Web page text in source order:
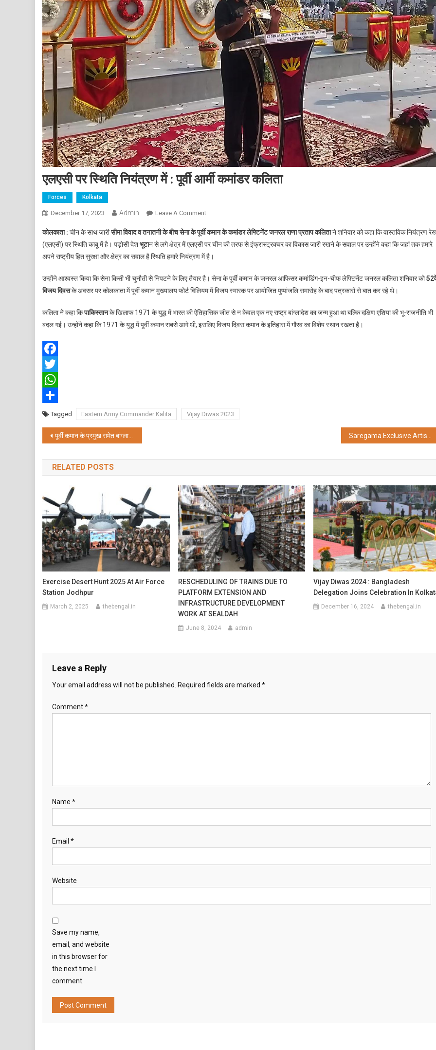
एलएसी पर स्थिति नियंत्रण में : पूर्वी आर्मी कमांडर कलिता
Forces Kolkata
December 17, 2023 Admin Leave A CommentOn
पर
स्थिति
नियंत्रण
पूर्वी
कमांडर
कलिता
कोलकाता : चीन के साथ जारीसीमा विवाद व तनातनी के बीच सेना के पूर्वी कमान के कमांडर लेफ्टिनेंट जनरल राणा प्रताप कलिताने शनिवार को कहा कि वास्तविक नियंत्रण
(एलएसी) पर स्थिति काबू में है। पड़ोसी देशभूटान से लगे क्षेत्र में एलएसी पर चीन की तरफ से इंफ्रास्ट्रक्चर का विकास जारी रखने के सवाल पर उन्होंने कहा कि जहां तक हमारे
अपने राष्ट्रीय हित सुरक्षा और क्षेत्र का सवाल है स्थिति हमारे नियंत्रण में है।
उन्होंने आश्वस्त किया कि सेना किसी भी चुनौती से निपटने के लिए तैयार है। सेना के पूर्वी कमान के जनरल आफिसर कमांडिंग-इन-चीफ लेफ्टिनेंट जनरल कलिता शनिवार को
विजय दिवसके अवसर पर कोलकाता में पूर्वी कमान मुख्यालय फोर्ट विलियम में विजय स्मारक पर आयोजित पुष्पांजलि समारोह के बाद पत्रकारों से बात कर रहे थे।
कलिता ने कहा किपाकिस्तानके खिलाफ 1971 के युद्ध में भारत की ऐतिहासिक जीत से न केवल एक नए राष्ट्र बांग्लादेश का जन्म हुआ था बल्कि दक्षिण एशिया की भू-राजनीति भी
बदल गई। उन्होंने कहा कि 1971 के युद्ध में पूर्वी कमान सबसे आगे थी, इसलिए विजय दिवस कमान के इतिहास में गौरव का विशेष स्थान रखता है।
Facebook
Twitter
WhatsApp
ShareTagged Eastern Army Commander Kalita Vijay Diwas 2023
Post
navigation
पूर्वी कमान के प्रमुख समेत बांग्लादेशी मुक्ति योद्धाओं ने विजय स्मारक पर अर्पित की श्रद्धांजलि
RELATED POSTS
Exercise Desert Hunt 2025 At Air Force
Station Jodhpur
March 2, 2025 thebengal.in
RESCHEDULING OF TRAINS DUE TO
PLATFORM EXTENSION AND
INFRASTRUCTURE DEVELOPMENT
WORK AT SEALDAH
June 8, 2024 admin
Vijay Diwas 2024 : Bangladesh
Delegation Joins Celebration In
December 16, 2024 thebengal.in
Leave a Reply
Your email address will not be published. Required fields are marked *
Comment*
Name *
Email *
Website
Save my name,
email, and website
in this browser for
the next time I
comment.